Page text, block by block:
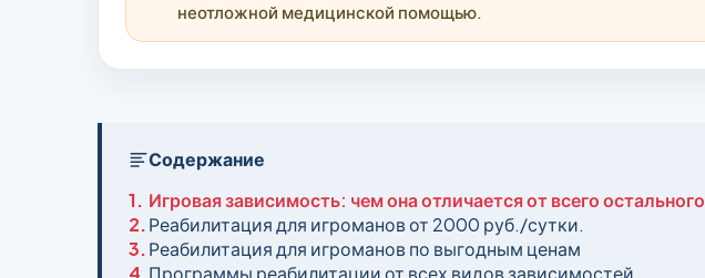
неотложной медицинской помощью.
Содержание
1. Игровая зависимость: чем она отличается от всего остального
2.Реабилитация для игроманов от 2000 руб./сутки.
3.Реабилитация для игроманов по выгодным ценам
4.Программы реабилитации от всех видов зависимостей